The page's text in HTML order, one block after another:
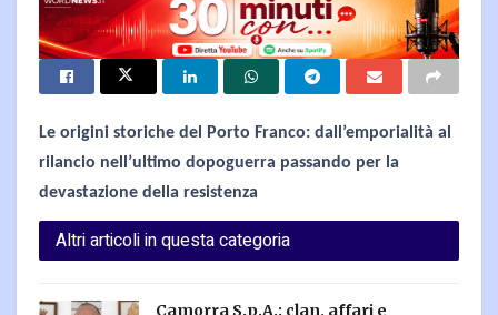
Le origini storiche del Porto Franco: dall’emporialità al
rilancio nell’ultimo dopoguerra passando per la
devastazione della resistenza
Altri articoli in questa categoria
Camorra S.p.A.: clan, affari e